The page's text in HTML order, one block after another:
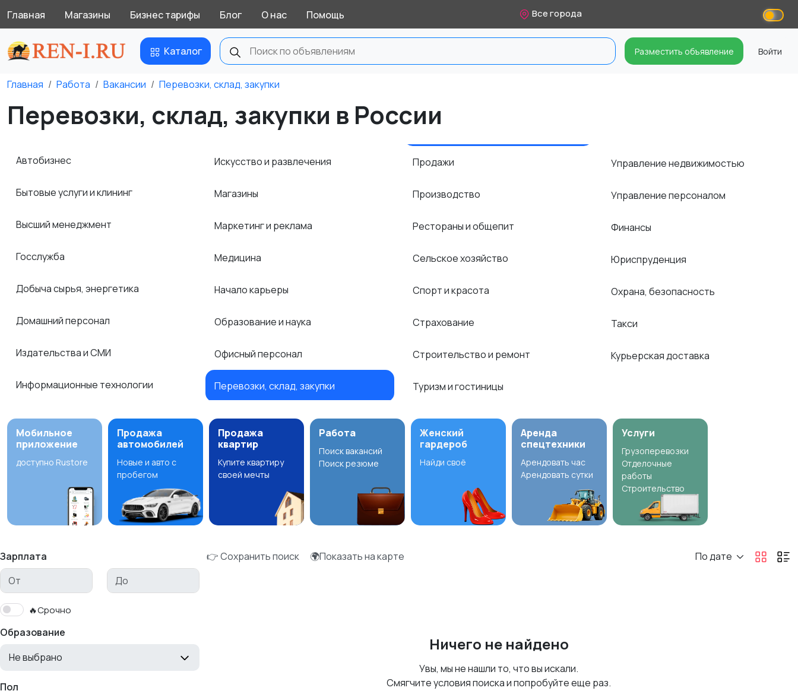
Главная Магазины Бизнес тарифы Блог О нас Помощь Все города
Каталог Разместить объявление Войти
Главная Работа Вакансии Перевозки, склад, закупки
Перевозки, склад, закупки в России
Автобизнес
Бытовые услуги и клининг
Высший менеджмент
Госслужба
Добыча сырья, энергетика
Домашний персонал
Издательства и СМИ
Информационные технологии
Искусство и развлечения
Магазины
Маркетинг и реклама
Медицина
Начало карьеры
Образование и наука
Офисный персонал
Перевозки, склад, закупки
Продажи
Производство
Рестораны и общепит
Сельское хозяйство
Спорт и красота
Страхование
Строительство и ремонт
Туризм и гостиницы
Управление недвижимостью
Управление персоналом
Финансы
Юриспруденция
Охрана, безопасность
Такси
Курьерская доставка
Мобильное
приложение
доступно Rustore
Продажа
автомобилей
Новые и авто с
пробегом
Продажа
квартир
Купите квартиру
своей мечты
Работа
Поиск вакансий
Поиск резюме
Женский
гардероб
Найди своё
Аренда
спецтехники
Арендовать час
Арендовать сутки
Услуги
Грузоперевозки
Отделочные
работы
Строительство
Зарплата
🔥Срочно
Образование
Не выбрано
Пол
👉 Сохранить поиск 🌍Показать на карте По дате
Ничего не найдено
Увы, мы не нашли то, что вы искали.
Смягчите условия поиска и попробуйте еще раз.